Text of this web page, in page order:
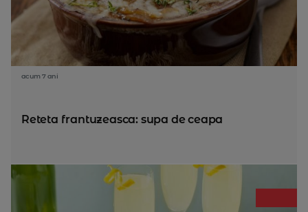
acum 7 ani
Reteta frantuzeasca: supa de ceapa